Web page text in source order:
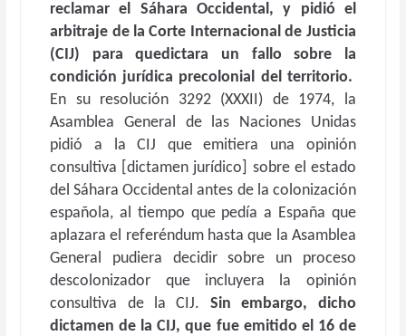
reclamar el Sáhara Occidental, y pidió el
arbitraje de la Corte Internacional de Justicia
(CIJ) para quedictara un fallo sobre la
condición jurídica precolonial del territorio.
En su resolución 3292 (XXXII) de 1974, la
Asamblea General de las Naciones Unidas
pidió a la CIJ que emitiera una opinión
consultiva [dictamen jurídico] sobre el estado
del Sáhara Occidental antes de la colonización
española, al tiempo que pedía a España que
aplazara el referéndum hasta que la Asamblea
General pudiera decidir sobre un proceso
descolonizador que incluyera la opinión
consultiva de la CIJ. Sin embargo, dicho
dictamen de la CIJ, que fue emitido el 16 de